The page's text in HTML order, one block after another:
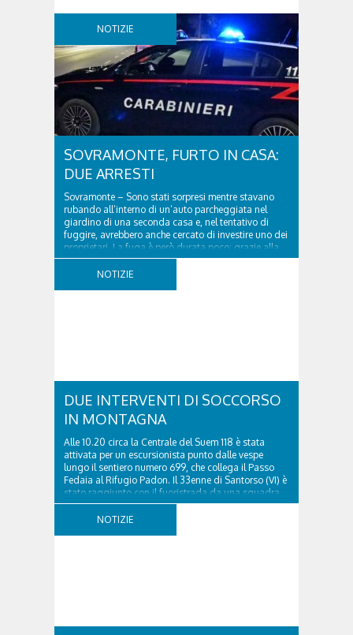
NOTIZIE
SOVRAMONTE, FURTO IN CASA:
DUE ARRESTI
Sovramonte – Sono stati sorpresi mentre stavano
rubando all’interno di un’auto parcheggiata nel
giardino di una seconda casa e, nel tentativo di
fuggire, avrebbero anche cercato di investire uno dei
proprietari. La fuga è però durata poco: grazie alla
tempestiva chiamata al 112 e all’intervento...
NOTIZIE
DUE INTERVENTI DI SOCCORSO
IN MONTAGNA
Alle 10.20 circa la Centrale del Suem 118 è stata
attivata per un escursionista punto dalle vespe
lungo il sentiero numero 699, che collega il Passo
Fedaia al Rifugio Padon. Il 33enne di Santorso (VI) è
stato raggiunto con il fuoristrada da una squadra
del Soccorso alpino della Val Pettorina...
NOTIZIE